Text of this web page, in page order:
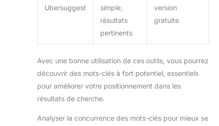
Ubersuggest
simple,
résultats
pertinents
version
gratuite
Avec une bonne utilisation de ces outils, vous pourrez
découvrir des mots-clés à fort potentiel, essentiels
pour améliorer votre positionnement dans les
résultats de cherche.
Analyser la concurrence des mots-clés pour mieux se